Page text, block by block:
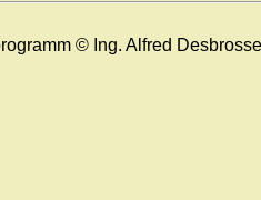
© Ing. Alfred